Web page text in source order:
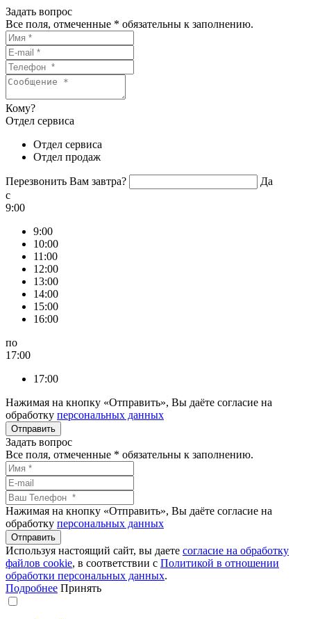
Задать вопрос
Все поля, отмеченные * обязательны к заполнению.
Кому?
Отдел сервиса
Отдел сервиса
Отдел продаж
Перезвонить Вам завтра?
Да
c
9:00
9:00
10:00
11:00
12:00
13:00
14:00
15:00
16:00
по
17:00
17:00
Нажимая на кнопку «Отправить», Вы даёте согласие на
обработку персональных данных
Задать вопрос
Все поля, отмеченные * обязательны к заполнению.
Нажимая на кнопку «Отправить», Вы даёте согласие на
обработку персональных данных
Используя настоящий сайт, вы даете согласие на обработку
файлов сookie, в соответствии с Политикой в отношении
обработки персональных данных.
Подробнее Принять